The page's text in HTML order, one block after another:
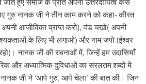
गुरु नानक जी ने तीन काम करने को कहा- कीरत
आजीविका प्राप्त करो), वंड चखो( अपनी
के लिए भी लगाओ) और नाम जपो (ईश्वर
नानक जी की रचनाओं में, जिन्हें हम उदासियाँ
और अध्यात्मिक दुविधाओं का सरलतम शब्दों में
नानक जी ने ‘आपे गुरु, आपे चेला’ की बात की। जिन